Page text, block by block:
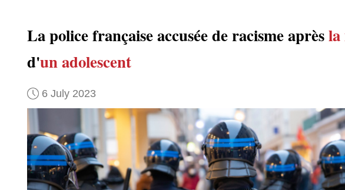
La police française accusée de racisme après
d'un adolescent
6 July 2023